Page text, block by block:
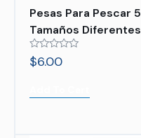
Pesas Para Pescar 5
Tamaños Diferentes
Rated
0
$6.00